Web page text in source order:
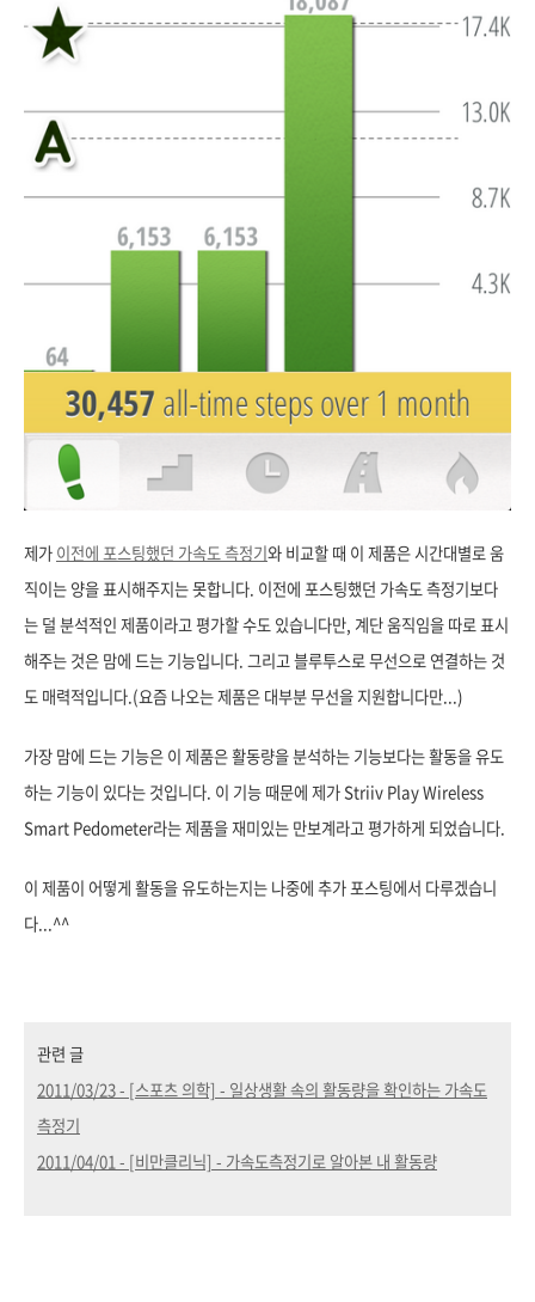
제가 이전에 포스팅했던 가속도 측정기와 비교할 때 이 제품은 시간대별로 움
직이는 양을 표시해주지는 못합니다. 이전에 포스팅했던 가속도 측정기보다
는 덜 분석적인 제품이라고 평가할 수도 있습니다만, 계단 움직임을 따로 표시
해주는 것은 맘에 드는 기능입니다. 그리고 블루투스로 무선으로 연결하는 것
도 매력적입니다.(요즘 나오는 제품은 대부분 무선을 지원합니다만...)
가장 맘에 드는 기능은 이 제품은 활동량을 분석하는 기능보다는 활동을 유도
하는 기능이 있다는 것입니다. 이 기능 때문에 제가Striiv Play Wireless
Smart Pedometer라는 제품을 재미있는 만보계라고 평가하게 되었습니다.
이 제품이 어떻게 활동을 유도하는지는 나중에 추가 포스팅에서 다루겠습니
다...^^
관련 글
2011/03/23 - [스포츠 의학] - 일상생활 속의 활동량을 확인하는 가속도
측정기
2011/04/01 - [비만클리닉] - 가속도측정기로 알아본 내 활동량